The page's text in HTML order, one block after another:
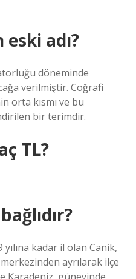
adı?
döneminde
verilmiştir. Coğrafi
orta kısmı ve bu
bir terimdir.
TL?
kadar il olan Canik,
ayrılarak ilçe